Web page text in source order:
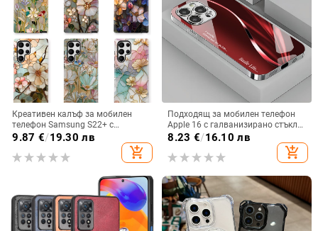
Креативен калъф за мобилен
телефон Samsung S22+ с
остъклено цвете, защита от
падане, Ultra Film Case за Apple
13
9.87 €/19.30 лв
add_shopping_cart
Подходящ за мобилен телефон
Apple 16 с галванизирано стъкло
и ослепителна течаща светлина,
семпъл iPhone 17 Pro, модерен и
лек луксозен 14 Plus.
8.23 €/16.10 лв
add_shopping_cart